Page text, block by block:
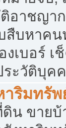
อาชญา
สืบหาคน
งเบอร์
ะวัติบุค
าริมทรัพ
น ขายบ้